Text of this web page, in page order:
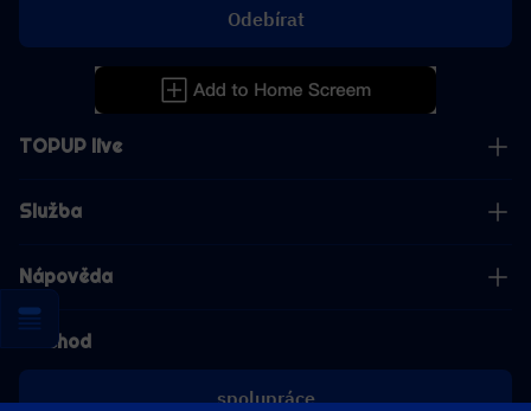
TOPUP live
Služba
Nápověda
Obchod
spolupráce
Odebírat